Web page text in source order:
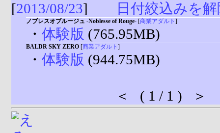
[2013/08/23] 日付絞込みを
ノブレスオブルージュ -Noblesse of Rouge- [商業アダルト ]
・ 体験版 (765.95MB)
BALDR SKY ZERO [商業アダルト ]
・ 体験版 (944.75MB)
＜ ( 1 / 1 ) ＞